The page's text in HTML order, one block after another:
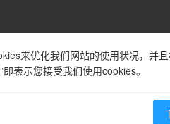
to divide the TIM clock. This
来优化我们网站的使用状况，并
表示您接受我们使用cookies。